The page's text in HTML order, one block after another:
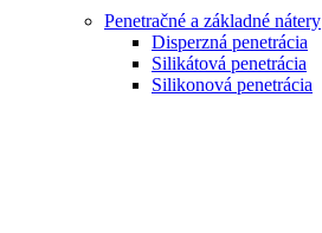
Penetračné a základné nátery
Disperzná penetrácia
Silikátová penetrácia
Silikonová penetrácia